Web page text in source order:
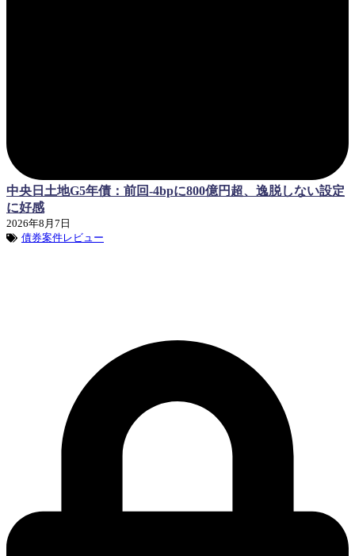
中央日土地G5年債：前回-4bpに800億円超、逸脱しない設定
に好感
2026年8月7日
債券案件レビュー